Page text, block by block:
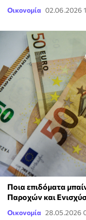
Οικονομία 02.06.2026
Ποια επιδόματα
Παροχών και
Οικονομία 28.05.2026